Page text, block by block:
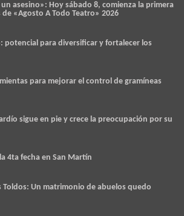
asesino»: Hoy sábado 8, comienza la primera
«Agosto A Todo Teatro» 2026
potencial para diversificar y fortalecer los
para mejorar el control de gramíneas
sigue en pie y crece la preocupación por su
4ta fecha en San Martín
Toldos: Un matrimonio de abuelos quedo